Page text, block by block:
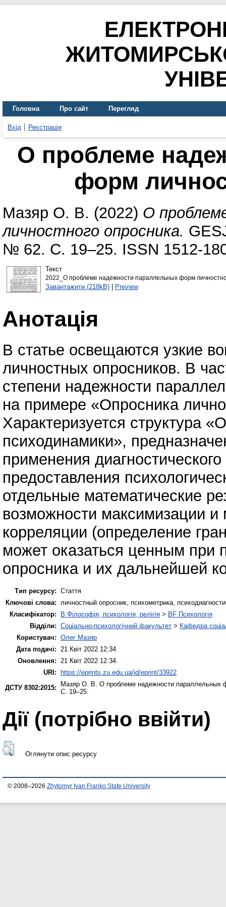
Головна Про сайт Перегляд
Вхід Реєстрація
О проблеме
форм
Мазяр О. В. (2022) О
личностного опросника.
№ 62. С. 19–25. ISSN 1512-
Текст
2022_О проблеме надежности параллельных форм
Завантажити (218kB)| Preview
Анотація
В статье освещаются узкие
личностных опросников. В
степени надежности
на примере «Опросника
Характеризуется структура
психодинамики»,
применения
предоставления
отдельные математические
возможности максимизации
корреляции (определение
может оказаться ценным при
опросника и их дальнейшей
Тип ресурсу: Стаття
Ключові слова:
личностный опросник, психометрика,
Класифікатор:
B Філософія, психологія, релігія > BF Психологія
Відділи: Соціально-психологічний факультет > Кафедра
Користувач: Олег Мазяр
Дата подачі:
21 Квіт 2022 12:34
Оновлення:
21 Квіт 2022 12:34
URI: https://eprints.zu.edu.ua/id/eprint/33922
ДСТУ 8302:2015:
Мазяр О. В. О проблеме надежности параллельных
С. 19–25.
Дії ​​(потрібно ввійти)
Оглянути опис ресурсу
© 2008–2026 Zhytomyr Ivan Franko State University